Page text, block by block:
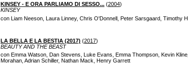
KINSEY - E ORA PARLIAMO DI SESSO... (2004)
KINSEY
con Liam Neeson, Laura Linney, Chris O'Donnell, Peter Sarsgaard, Timothy
LA BELLA E LA BESTIA (2017) (2017)
BEAUTY AND THE BEAST
con Emma Watson, Dan Stevens, Luke Evans, Emma Thompson, Kevin
Morahan, Adrian Schiller, Nathan Mack, Henry Garrett